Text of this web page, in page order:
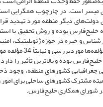
میسر است. در چارچوب همگرایی
دولت‌های دیگر منطقه مورد تهدید
خلیج‌فارس بوده و روش تحقیق با
پژوهش شامل 35 نفر کارشناس و خبره در
ژئوپلیتیکی
بوده و بالاترین تأثیر را
کشورهای منطقه، وجود
مشترک کشورهای ساحلی برای
شورای همکاری خلیج‌فارس.